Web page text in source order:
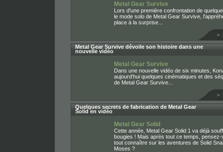
Metal Gear Survive
Lors d'une première confrontation de
le mode solo de Metal Gear Survive,
place à la surprise...
Metal Gear Survive dévoile son histoire dans une
nouvelle vidéo
Metal Gear Survive
Dans une nouvelle vidéo de six minutes,
aujourd’hui quelques cinématiques et des
de Metal Gear Survive...
Quelques secrets de fabrication de Metal Gear
Solid en vidéo
Metal Gear Solid
Cette année, Metal Gear Solid 1 va déjà
bougies ! Mais après tout ce temps,
tout connaître sur les aventures de Solid
Moses ?